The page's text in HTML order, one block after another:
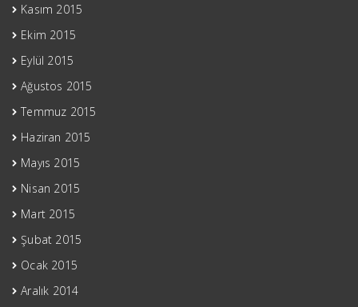
Kasım 2015
Ekim 2015
Eylül 2015
Ağustos 2015
Temmuz 2015
Haziran 2015
Mayıs 2015
Nisan 2015
Mart 2015
Şubat 2015
Ocak 2015
Aralık 2014